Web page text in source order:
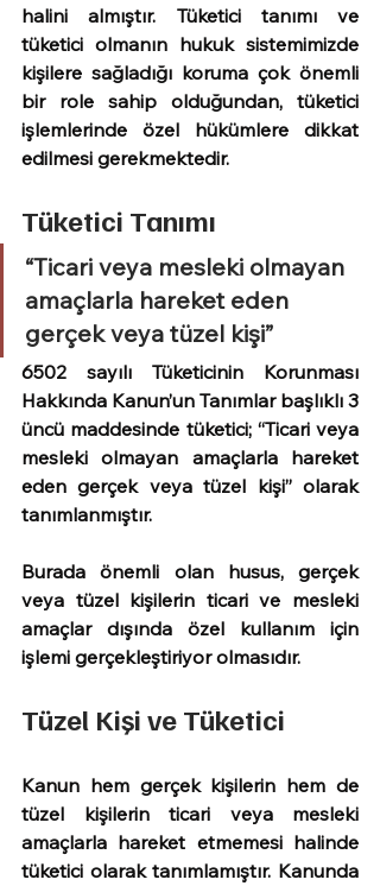
halini almıştır. Tüketici tanımı ve
tüketici olmanın hukuk sistemimizde
kişilere sağladığı koruma çok önemli
bir role sahip olduğundan, tüketici
işlemlerinde özel hükümlere dikkat
edilmesi gerekmektedir.
Tüketici Tanımı
“Ticari veya mesleki olmayan
amaçlarla hareket eden
gerçek veya tüzel kişi”
6502 sayılı Tüketicinin Korunması
Hakkında Kanun’un Tanımlar başlıklı 3
üncü maddesinde tüketici; “Ticari veya
mesleki olmayan amaçlarla hareket
eden gerçek veya tüzel kişi” olarak
tanımlanmıştır.
Burada önemli olan husus, gerçek
veya tüzel kişilerin ticari ve mesleki
amaçlar dışında özel kullanım için
işlemi gerçekleştiriyor olmasıdır.
Tüzel Kişi ve Tüketici
Kanun hem gerçek kişilerin hem de
tüzel kişilerin ticari veya mesleki
amaçlarla hareket etmemesi halinde
tüketici olarak tanımlamıştır. Kanunda